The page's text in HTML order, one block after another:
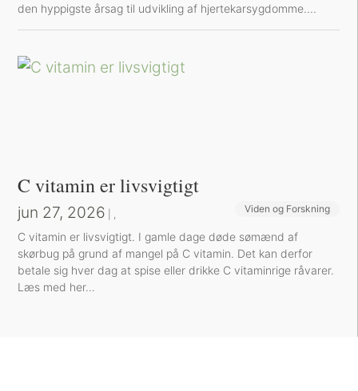
den hyppigste årsag til udvikling af hjertekarsygdomme....
C vitamin er livsvigtigt
jun 27, 2026 Sund inspiration
Viden og Forskning
C vitamin er livsvigtigt. I gamle dage døde sømænd af
skørbug på grund af mangel på C vitamin. Det kan derfor
betale sig hver dag at spise eller drikke C vitaminrige råvarer.
Læs med her…